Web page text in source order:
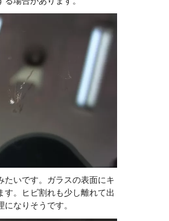
たいです。ガラスの表面にキ
す。ヒビ割れも少し離れて出
なりそうです。